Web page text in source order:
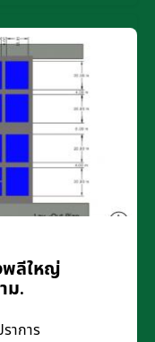
พลีใหญ่
ม.
าการ